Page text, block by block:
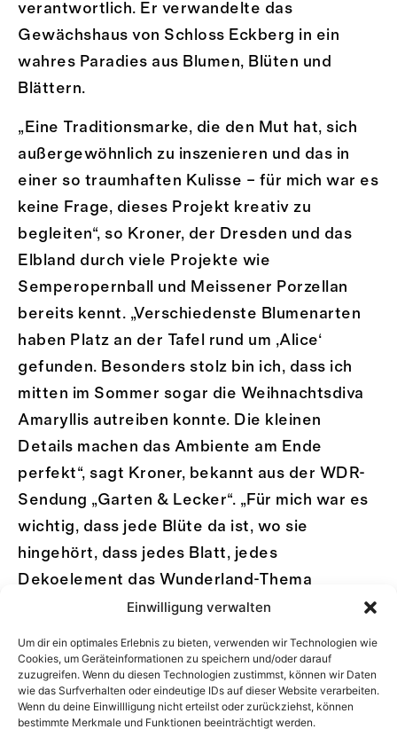
Einwilligung verwalten
Um dir ein optimales Erlebnis zu bieten, verwenden wir Technologien wie
Cookies, um Geräteinformationen zu speichern und/oder darauf
zuzugreifen. Wenn du diesen Technologien zustimmst, können wir Daten
wie das Surfverhalten oder eindeutige IDs auf dieser Website verarbeiten.
Wenn du deine Einwillligung nicht erteilst oder zurückziehst, können
bestimmte Merkmale und Funktionen beeinträchtigt werden.
verantwortlich. Er verwandelte das
Gewächshaus von Schloss Eckberg in ein
wahres Paradies aus Blumen, Blüten und
Blättern.
„Eine Traditionsmarke, die den Mut hat, sich
außergewöhnlich zu inszenieren und das in
einer so traumhaften Kulisse – für mich war es
keine Frage, dieses Projekt kreativ zu
begleiten“, so Kroner, der Dresden und das
Elbland durch viele Projekte wie
Semperopernball und Meissener Porzellan
bereits kennt. „Verschiedenste Blumenarten
haben Platz an der Tafel rund um ‚Alice‘
gefunden. Besonders stolz bin ich, dass ich
mitten im Sommer sogar die Weihnachtsdiva
Amaryllis autreiben konnte. Die kleinen
Details machen das Ambiente am Ende
perfekt“, sagt Kroner, bekannt aus der WDR-
Sendung „Garten & Lecker“. „Für mich war es
wichtig, dass jede Blüte da ist, wo sie
hingehört, dass jedes Blatt, jedes
Dekoelement das Wunderland-Thema
unterstreicht.“ Einen ganzen Tag wurde das